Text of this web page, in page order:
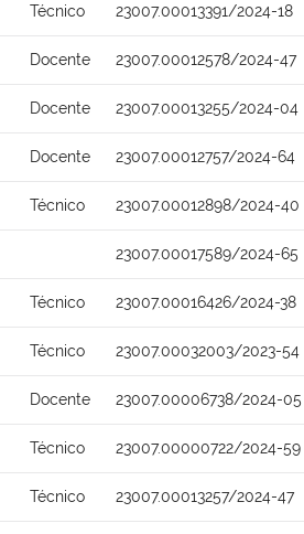
Técnico 23007.00013391/2024-18
Docente 23007.00012578/2024-47
Docente 23007.00013255/2024-04
Docente 23007.00012757/2024-64
Técnico 23007.00012898/2024-40
23007.00017589/2024-65
Técnico 23007.00016426/2024-38
Técnico 23007.00032003/2023-54
Docente 23007.00006738/2024-05
Técnico 23007.00000722/2024-59
Técnico 23007.00013257/2024-47